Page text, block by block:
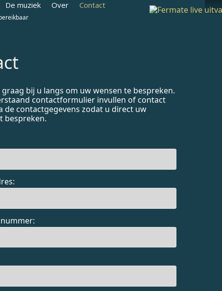
De muziek Over Contact
bij u langs om uw wensen te bespreken.
contactformulier invullen of contact
de contactgegevens zodat u direct uw
bespreken.